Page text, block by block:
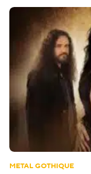
METAL GOTHIQUE